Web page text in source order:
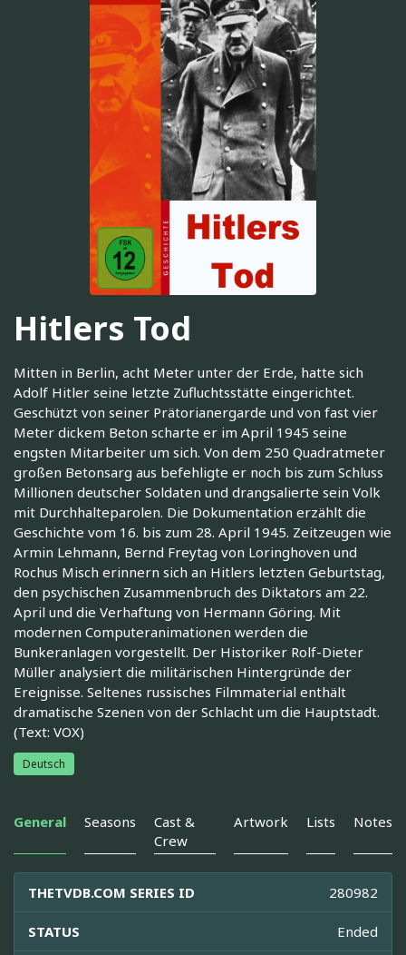
Hitlers Tod
Mitten in Berlin, acht Meter unter der Erde, hatte sich
Adolf Hitler seine letzte Zufluchtsstätte eingerichtet.
Geschützt von seiner Prätorianergarde und von fast vier
Meter dickem Beton scharte er im April 1945 seine
engsten Mitarbeiter um sich. Von dem 250 Quadratmeter
großen Betonsarg aus befehligte er noch bis zum Schluss
Millionen deutscher Soldaten und drangsalierte sein Volk
mit Durchhalteparolen. Die Dokumentation erzählt die
Geschichte vom 16. bis zum 28. April 1945. Zeitzeugen wie
Armin Lehmann, Bernd Freytag von Loringhoven und
Rochus Misch erinnern sich an Hitlers letzten Geburtstag,
den psychischen Zusammenbruch des Diktators am 22.
April und die Verhaftung von Hermann Göring. Mit
modernen Computeranimationen werden die
Bunkeranlagen vorgestellt. Der Historiker Rolf-Dieter
Müller analysiert die militärischen Hintergründe der
Ereignisse. Seltenes russisches Filmmaterial enthält
dramatische Szenen von der Schlacht um die Hauptstadt.
(Text: VOX)
Deutsch
General Seasons
Cast &
Crew
Artwork Lists Notes
THETVDB.COM SERIES ID 280982
STATUS Ended